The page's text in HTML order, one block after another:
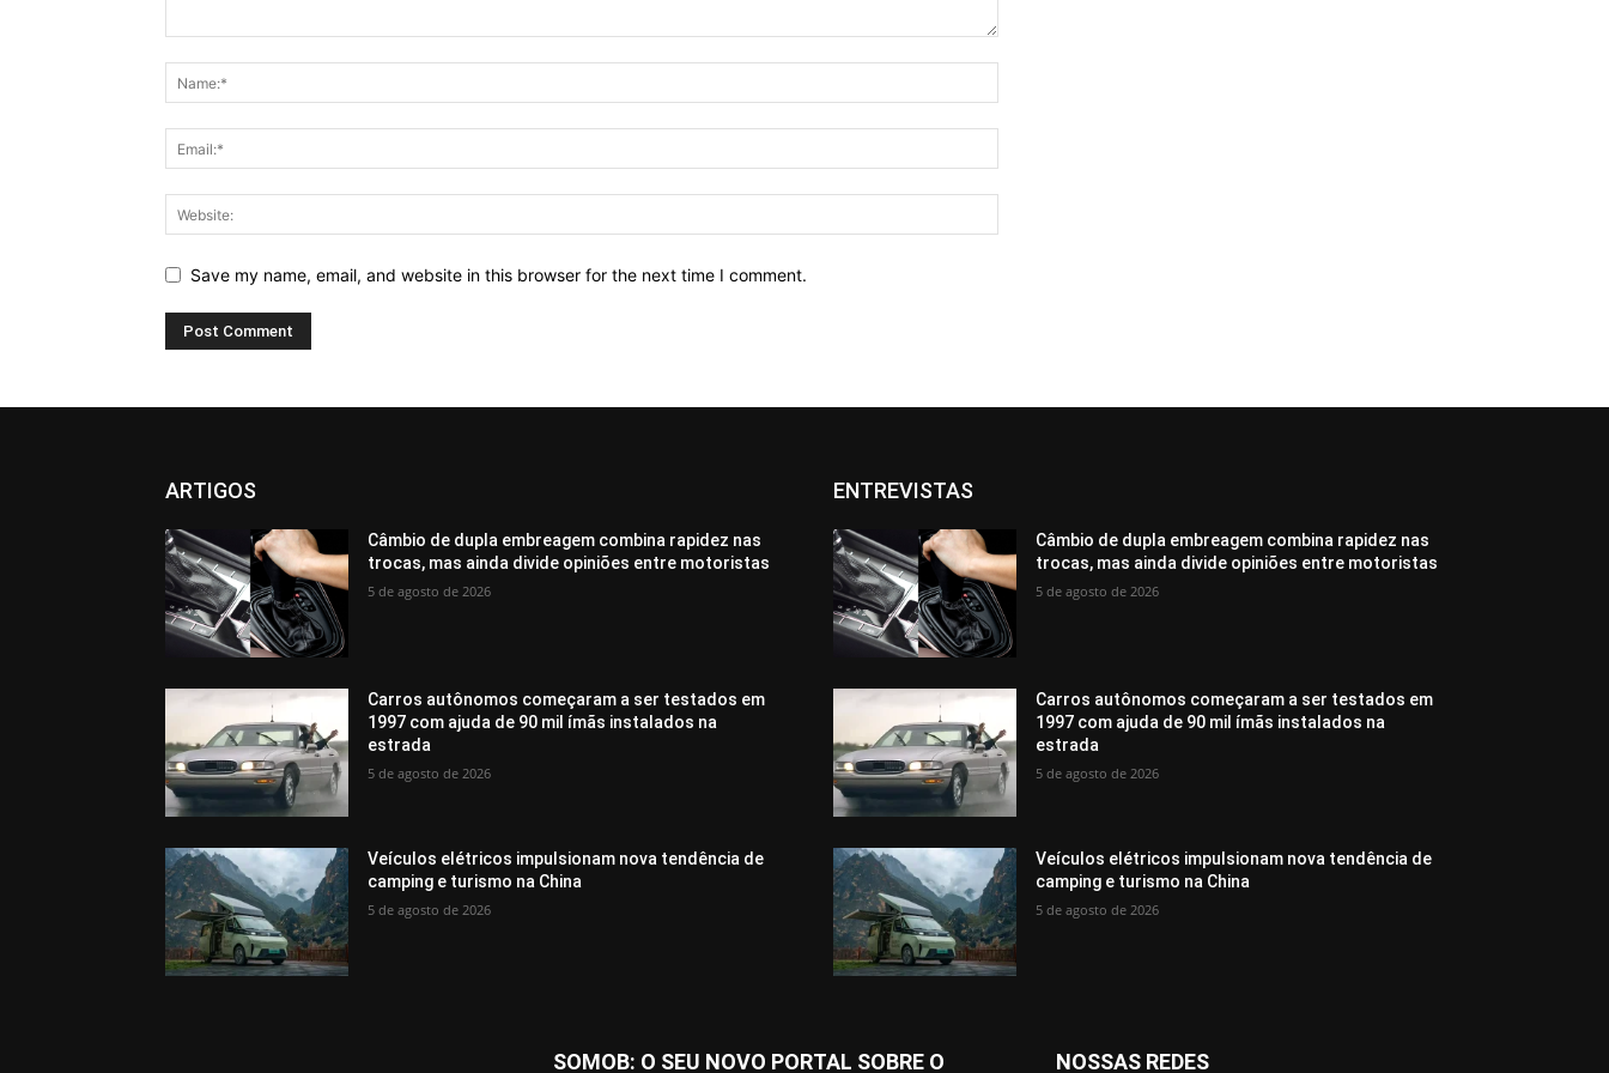
Save my name, email, and website in this browser for the next time I comment.
ARTIGOS
Câmbio de dupla embreagem combina rapidez nas
trocas, mas ainda divide opiniões entre motoristas
5 de agosto de 2026
Carros autônomos começaram a ser testados em
1997 com ajuda de 90 mil ímãs instalados na
estrada
5 de agosto de 2026
Veículos elétricos impulsionam nova tendência de
camping e turismo na China
5 de agosto de 2026
ENTREVISTAS
Câmbio de dupla embreagem combina rapidez nas
trocas, mas ainda divide opiniões entre motoristas
5 de agosto de 2026
Carros autônomos começaram a ser testados em
1997 com ajuda de 90 mil ímãs instalados na
estrada
5 de agosto de 2026
Veículos elétricos impulsionam nova tendência de
camping e turismo na China
5 de agosto de 2026
SOMOB: O SEU NOVO PORTAL SOBRE O
NOSSAS REDES